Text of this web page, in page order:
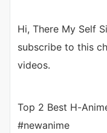
Hi, There My Self
subscribe to this
videos.
Top 2 Best H-
#newanime